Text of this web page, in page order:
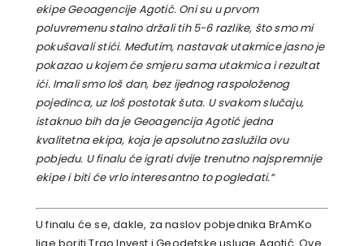
ekipe Geoagencije Agotić. Oni su u prvom
poluvremenu stalno držali tih 5-6 razlike, što smo mi
pokušavali stići. Međutim, nastavak utakmice jasno je
pokazao u kojem će smjeru sama utakmica i rezultat
ići. Imali smo loš dan, bez ijednog raspoloženog
pojedinca, uz loš postotak šuta. U svakom slučaju,
istaknuo bih da je Geoagencija Agotić jedna
kvalitetna ekipa, koja je apsolutno zaslužila ovu
pobjedu. U finalu će igrati dvije trenutno najspremnije
ekipe i biti će vrlo interesantno to pogledati.“
U finalu će se, dakle, za naslov pobjednika BrAmKo